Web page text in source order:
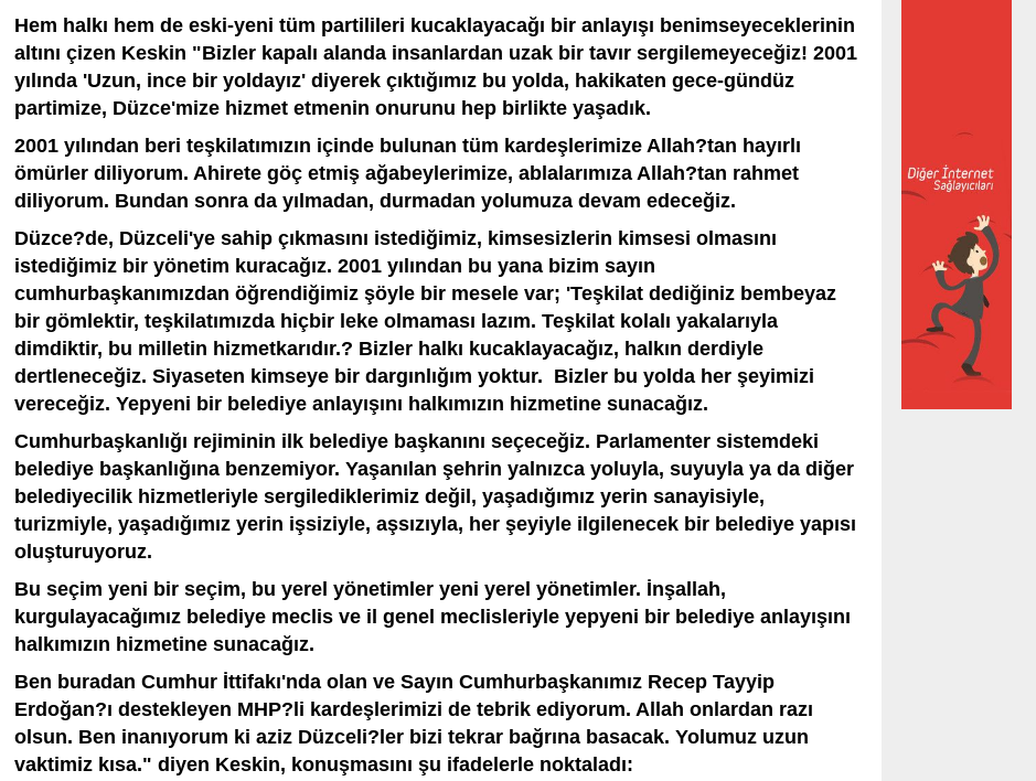
Hem halkı hem de eski-yeni tüm partilileri kucaklayacağı bir anlayışı benimseyeceklerinin
altını çizen Keskin "Bizler kapalı alanda insanlardan uzak bir tavır sergilemeyeceğiz! 2001
yılında 'Uzun, ince bir yoldayız' diyerek çıktığımız bu yolda, hakikaten gece-gündüz
partimize, Düzce'mize hizmet etmenin onurunu hep birlikte yaşadık.
2001 yılından beri teşkilatımızın içinde bulunan tüm kardeşlerimize Allah?tan hayırlı
ömürler diliyorum. Ahirete göç etmiş ağabeylerimize, ablalarımıza Allah?tan rahmet
diliyorum. Bundan sonra da yılmadan, durmadan yolumuza devam edeceğiz.
Düzce?de, Düzceli'ye sahip çıkmasını istediğimiz, kimsesizlerin kimsesi olmasını
istediğimiz bir yönetim kuracağız. 2001 yılından bu yana bizim sayın
cumhurbaşkanımızdan öğrendiğimiz şöyle bir mesele var; 'Teşkilat dediğiniz bembeyaz
bir gömlektir, teşkilatımızda hiçbir leke olmaması lazım. Teşkilat kolalı yakalarıyla
dimdiktir, bu milletin hizmetkarıdır.? Bizler halkı kucaklayacağız, halkın derdiyle
dertleneceğiz. Siyaseten kimseye bir dargınlığım yoktur. Bizler bu yolda her şeyimizi
vereceğiz. Yepyeni bir belediye anlayışını halkımızın hizmetine sunacağız.
Cumhurbaşkanlığı rejiminin ilk belediye başkanını seçeceğiz. Parlamenter sistemdeki
belediye başkanlığına benzemiyor. Yaşanılan şehrin yalnızca yoluyla, suyuyla ya da diğer
belediyecilik hizmetleriyle sergilediklerimiz değil, yaşadığımız yerin sanayisiyle,
turizmiyle, yaşadığımız yerin işsiziyle, aşsızıyla, her şeyiyle ilgilenecek bir belediye yapısı
oluşturuyoruz.
Bu seçim yeni bir seçim, bu yerel yönetimler yeni yerel yönetimler. İnşallah,
kurgulayacağımız belediye meclis ve il genel meclisleriyle yepyeni bir belediye anlayışını
halkımızın hizmetine sunacağız.
Ben buradan Cumhur İttifakı'nda olan ve Sayın Cumhurbaşkanımız Recep Tayyip
Erdoğan?ı destekleyen MHP?li kardeşlerimizi de tebrik ediyorum. Allah onlardan razı
olsun. Ben inanıyorum ki aziz Düzceli?ler bizi tekrar bağrına basacak. Yolumuz uzun
vaktimiz kısa." diyen Keskin, konuşmasını şu ifadelerle noktaladı: